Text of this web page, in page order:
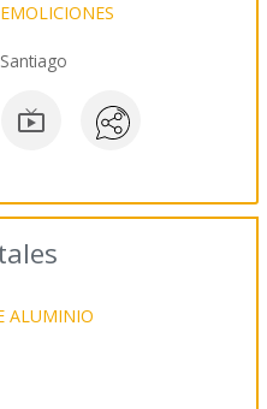
Santiago

ALUMINIO